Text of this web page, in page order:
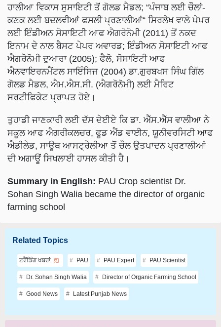
ਕਣਕ ਲਈ ਬਦਲਵੀਆਂ ਫਸਲੀ ਪ੍ਰਣਾਲੀਆਂ“ ਸਿਰਲੇਖ ਵਾਲੇ ਪੇਪਰ
ਲਈ ਇੰਡੀਅਨ ਸੋਸਾਇਟੀ ਆਫ ਐਗਰੋਨੋਮੀ (2011) ਤੋਂ ਨਕਦ
ਇਨਾਮ ਦੇ ਨਾਲ ਬੈਸਟ ਪੇਪਰ ਅਵਾਰਡ; ਇੰਡੀਅਨ ਸੋਸਾਇਟੀ ਆਫ
ਐਗਰੋਨੋਮੀ ਦੁਆਰਾ (2005); ਫੈਲੋ, ਸੋਸਾਇਟੀ ਆਫ
ਐਨਵਾਇਰਨਮੈਂਟਲ ਸਾਇੰਸਿਜ (2004) ਡਾ.ਗੁਰਬਖਸ ਸਿੰਘ ਗਿੱਲ
ਗੋਲਡ ਮੈਡਲ, ਐਮ.ਐਸ.ਸੀ. (ਐਗਰੋਨੋਮੀ) ਲਈ ਮੈਰਿਟ
ਸਰਟੀਫਿਕੇਟ ਪ੍ਰਾਪਤ ਹੋਏ।
ਤੁਹਾਡੀ ਜਾਣਕਾਰੀ ਲਈ ਦੱਸ ਦੇਈਏ ਕਿ ਡਾ. ਐੱਸ.ਐੱਸ ਵਾਲੀਆ ਨੇ
ਸਕੂਲ ਆਫ ਐਗਰੀਕਲਚਰ, ਫੂਡ ਐਂਡ ਵਾਈਨ, ਯੂਨੀਵਰਸਿਟੀ ਆਫ
ਐਡੀਲੇਡ, ਸਾਊਥ ਆਸਟ੍ਰੇਲੀਆ ਤੋਂ ਚੌਲ ਉਤਪਾਦਨ ਪ੍ਰਣਾਲੀਆਂ
ਦੀ ਅਗਾਊਂ ਸਿਖਲਾਈ ਹਾਸਲ ਕੀਤੀ ਹੈ।
Summary in English:
Sohan Singh Walia became the director of organic
farming school
ਟਰੈਂਡਿੰਗ ਖਬਰਾਂ
Dr. Sohan Singh Walia Director of Organic Farming School
Good News Latest Punjab News
Like this article?